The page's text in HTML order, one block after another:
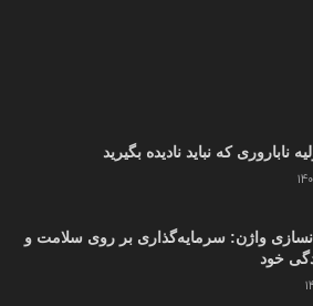
واژن: سرمایه‌گذاری بر روی سلامت و
خود